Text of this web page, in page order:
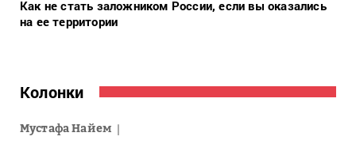
Как не стать заложником России, если вы оказались
на ее территории
Колонки
Мустафа Найем